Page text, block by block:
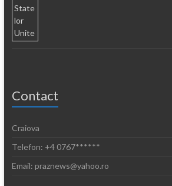
Contact
Craiova
Telefon: +4 0767******
Email: praznews@yahoo.ro